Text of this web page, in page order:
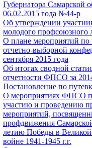
Губернатора Самарской
06.02.2015 года №44-р
Об утверждении
молодого профсоюзного
О плане мероприятий
отчетно-выборной
сентября 2015 года
Об итогах сводной
отчетности ФПСО за
Постановление по
О мероприятиях ФПСО
участию и проведению
мероприятий,
профдвижения
летию Победы в Великой
войне 1941-1945 г.г.